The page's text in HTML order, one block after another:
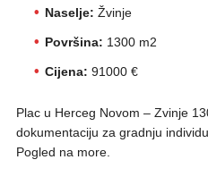
Naselje: Žvinje
Površina: 1300 m2
Cijena: 91000 €
Plac u Herceg Novom – Zvinje
dokumentaciju za gradnju
Pogled na more.